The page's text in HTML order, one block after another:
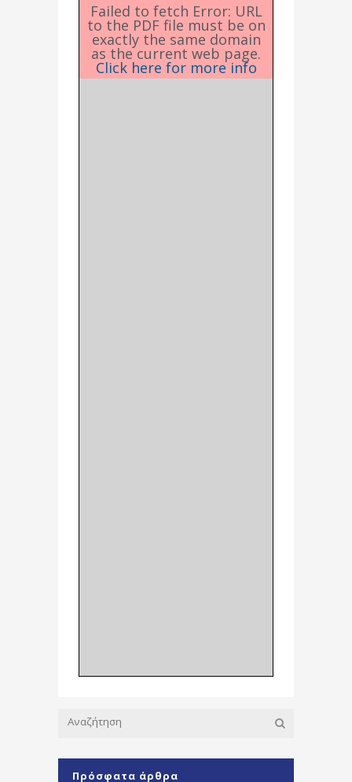
Failed to fetch Error: URL
to the PDF file must be on
exactly the same domain
as the current web page.
Click here for more info
Πρόσφατα άρθρα